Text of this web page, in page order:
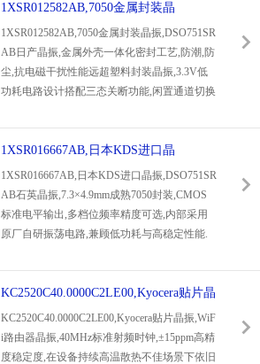
交换机,车载多媒体主机,WiFi蓝牙网关.原厂直
采无翻新货源,常备大批量现货,工程师提供硬
件选型适配支持,批量采购享阶梯优惠,试样合
作欢迎致电0755-27838351洽谈.
1XSR012582AB,7050金属封装晶
振,DSO751SRAB日产晶振
1XSR012582AB,7050金属封装晶振,DSO751SR
AB日产晶振,金属外壳一体化密封工艺,防潮,防
尘,抗电磁干扰性能远超塑料封装晶振,3.3V低
功耗电路设计搭配三态关断功能,闲置通道切换
制造技术,全温域频率误差控制精准,工作温度-4
0℃至85℃区间输出稳定时钟信号,适配24小时
不间断运行的工业设备与汽车电子晶振产品.全
部原厂原装出货,质保完善,可免费提供规格书
与样品测试,长期配套整机厂商,方案开发企业,
采购合作详情欢迎来电0755-27838351详询.
1XSR016667AB,日本KDS进口晶
振,DSO751SRAB石英晶振
1XSR016667AB,日本KDS进口晶振,DSO751SR
AB石英晶振,7.3×4.9mm成熟7050封装,CMOS
标准电平输出,多档位频率精度可选,内部采用
原厂自研振荡电路,兼顾低功耗与高稳定性能.
片切割精度高,长期运行频率偏移极小,能够适
应车间,车内等复杂使用环境.原厂直采库存充
足,长短交期均可承接,专业技术人员提供选型,
替换方案支持,批量采购可享优惠,有试样及批
量供货需求可拨打0755-27838351洽谈合作.
KC2520C40.0000C2LE00,Kyocera贴片晶
振,WiFi路由器晶振
KC2520C40.0000C2LE00,Kyocera贴片晶振,WiF
i路由器晶振,40MHz标准射频时钟,±15ppm高精
度稳定度,在设备持续高温散热不佳场景下依旧